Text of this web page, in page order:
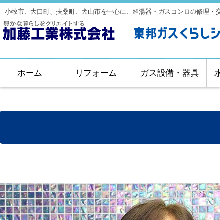
小牧市、大口町、扶桑町、犬山市を中心に、給湯器・ガスコンロの修理
ホーム リフォーム ガス設備・器具